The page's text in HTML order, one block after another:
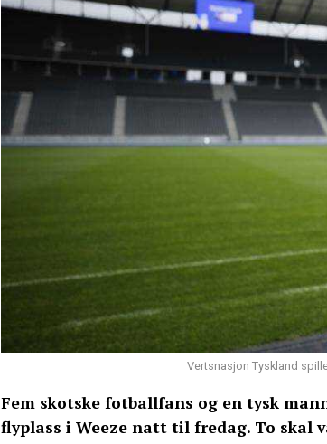
Vertsnasjon Tyskland
Fem skotske fotballfans og en tysk
flyplass i Weeze natt til fredag. To skal